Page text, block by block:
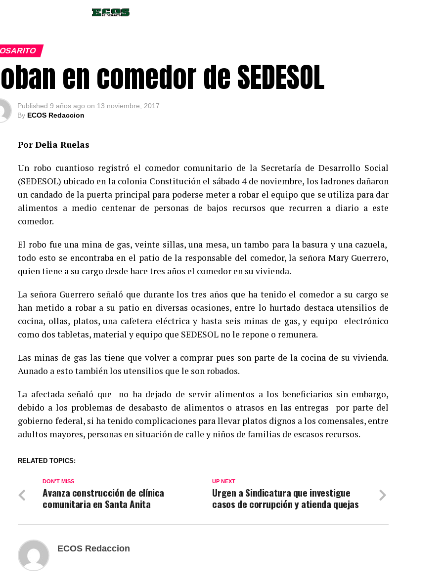
en comedor de SEDESOL
Published 9 años ago on 13 noviembre, 2017
By ECOS Redaccion
Por Delia Ruelas
Un robo cuantioso registró el comedor comunitario de la Secretaría de Desarrollo Social
(SEDESOL) ubicado en la colonia Constitución el sábado 4 de noviembre, los ladrones dañaron
un candado de la puerta principal para poderse meter a robar el equipo que se utiliza para dar
alimentos a medio centenar de personas de bajos recursos que recurren a diario a este
comedor.
El robo fue una mina de gas, veinte sillas, una mesa, un tambo para la basura y una cazuela,
todo esto se encontraba en el patio de la responsable del comedor, la señora Mary Guerrero,
quien tiene a su cargo desde hace tres años el comedor en su vivienda.
La señora Guerrero señaló que durante los tres años que ha tenido el comedor a su cargo se
han metido a robar a su patio en diversas ocasiones, entre lo hurtado destaca utensilios de
cocina, ollas, platos, una cafetera eléctrica y hasta seis minas de gas, y equipo electrónico
como dos tabletas, material y equipo que SEDESOL no le repone o remunera.
Las minas de gas las tiene que volver a comprar pues son parte de la cocina de su vivienda.
Aunado a esto también los utensilios que le son robados.
La afectada señaló que no ha dejado de servir alimentos a los beneficiarios sin embargo,
debido a los problemas de desabasto de alimentos o atrasos en las entregas por parte del
gobierno federal, si ha tenido complicaciones para llevar platos dignos a los comensales, entre
adultos mayores, personas en situación de calle y niños de familias de escasos recursos.
RELATED TOPICS:
UP NEXT
Urgen a Sindicatura que investigue
casos de corrupción y atienda quejas
DON'T MISS
Avanza construcción de clínica
comunitaria en Santa Anita
ECOS Redaccion